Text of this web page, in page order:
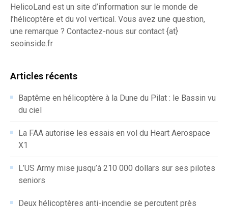
HelicoLand est un site d’information sur le monde de
l’hélicoptère et du vol vertical. Vous avez une question,
une remarque ? Contactez-nous sur contact {at}
seoinside.fr
Articles récents
Baptême en hélicoptère à la Dune du Pilat : le Bassin vu
du ciel
La FAA autorise les essais en vol du Heart Aerospace
X1
L’US Army mise jusqu’à 210 000 dollars sur ses pilotes
seniors
Deux hélicoptères anti-incendie se percutent près